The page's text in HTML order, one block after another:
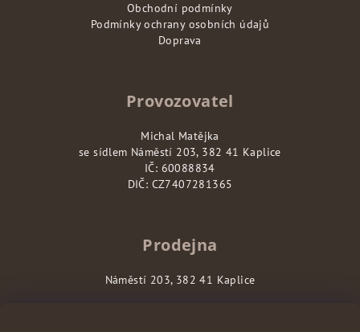
Obchodní podmínky
Podmínky ochrany osobních údajů
Doprava
Provozovatel
Michal Matějka
se sídlem Náměstí 203, 382 41 Kaplice
IČ: 60088834
DIČ: CZ7407281365
Prodejna
Náměstí 203, 382 41 Kaplice